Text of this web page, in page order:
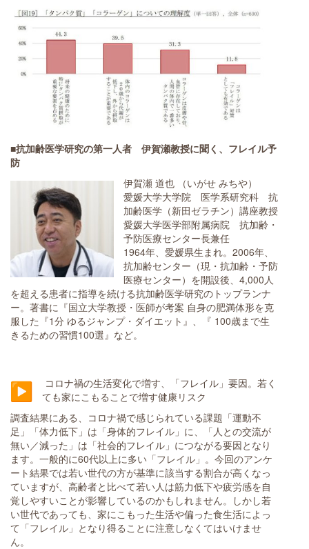
■抗加齢医学研究の第一人者 伊賀瀬教授に聞く、フレイル予
防
伊賀瀬 道也 （いがせ みちや）
愛媛大学大学院 医学系研究科 抗
加齢医学（新田ゼラチン）講座教授
愛媛大学医学部附属病院 抗加齢・
予防医療センター長兼任
1964年、愛媛県生まれ。2006年、
抗加齢センター（現・抗加齢・予防
医療センター）を開設後、4,000人
を超える患者に指導を続ける抗加齢医学研究のトップランナ
ー。著書に『国立大学教授・医師が考案 自身の肥満体形を克
服した『1分 ゆるジャンプ・ダイエット』、『 100歳まで生
きるための習慣100選』など。
コロナ禍の生活変化で増す、「フレイル」要因。若く
ても家にこもることで増す健康リスク
調査結果にある、コロナ禍で感じられている課題「運動不
足」「体力低下」は「身体的フレイル」に、「人との交流が
無い／減った」は「社会的フレイル」につながる要因となり
ます。一般的に60代以上に多い「フレイル」。今回のアンケ
ート結果では若い世代の方が基準に該当する割合が高くなっ
ていますが、高齢者と比べて若い人は筋力低下や疲労感を自
覚しやすいことが影響しているのかもしれません。しかし若
い世代であっても、家にこもった生活や偏った食生活によっ
て「フレイル」となり得ることに注意しなくてはいけませ
ん。